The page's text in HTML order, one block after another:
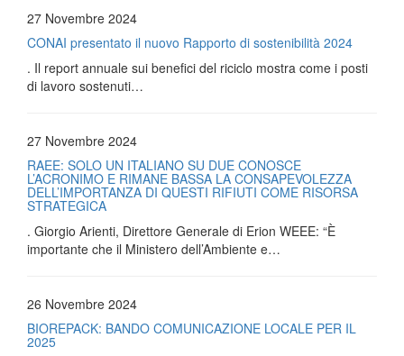
27 Novembre 2024
CONAI presentato il nuovo Rapporto di sostenibilità 2024
. Il report annuale sui benefici del riciclo mostra come i posti
di lavoro sostenuti…
27 Novembre 2024
RAEE: SOLO UN ITALIANO SU DUE CONOSCE
L’ACRONIMO E RIMANE BASSA LA CONSAPEVOLEZZA
DELL’IMPORTANZA DI QUESTI RIFIUTI COME RISORSA
STRATEGICA
. Giorgio Arienti, Direttore Generale di Erion WEEE: “È
importante che il Ministero dell’Ambiente e…
26 Novembre 2024
BIOREPACK: BANDO COMUNICAZIONE LOCALE PER IL
2025